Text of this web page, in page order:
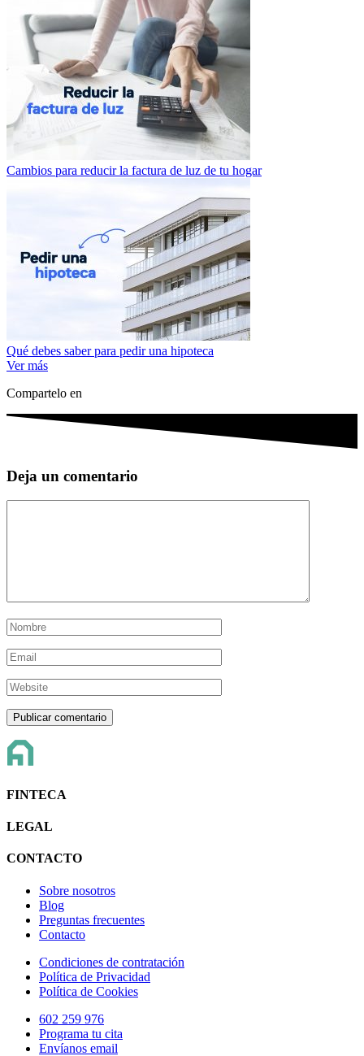
Cambios para reducir la factura de luz de tu hogar
Qué debes saber para pedir una hipoteca
Ver más
Compartelo en
Deja un comentario
FINTECA
LEGAL
CONTACTO
Sobre nosotros
Blog
Preguntas frecuentes
Contacto
Condiciones de contratación
Política de Privacidad
Política de Cookies
602 259 976
Programa tu cita
Envíanos email